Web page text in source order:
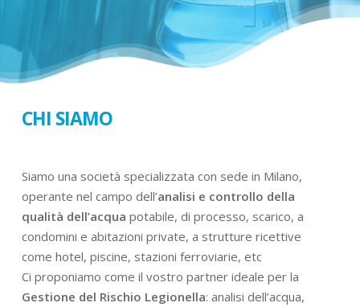
CHI SIAMO
Siamo una società specializzata con sede in Milano,
operante nel campo dell’analisi e controllo della
qualità dell’acqua potabile, di processo, scarico, a
condomini e abitazioni private, a strutture ricettive
come hotel, piscine, stazioni ferroviarie, etc
Ci proponiamo come il vostro partner ideale per la
Gestione del Rischio Legionella: analisi dell’acqua,